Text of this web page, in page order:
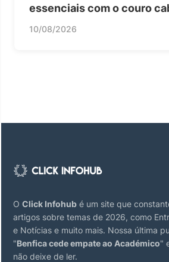
essenciais com o couro
10/08/2026
O Click Infohub é um site que
artigos sobre temas de 2026, como
e Notícias e muito mais. Nossa última
"Benfica cede empate ao Académico"
não deixe de ler.